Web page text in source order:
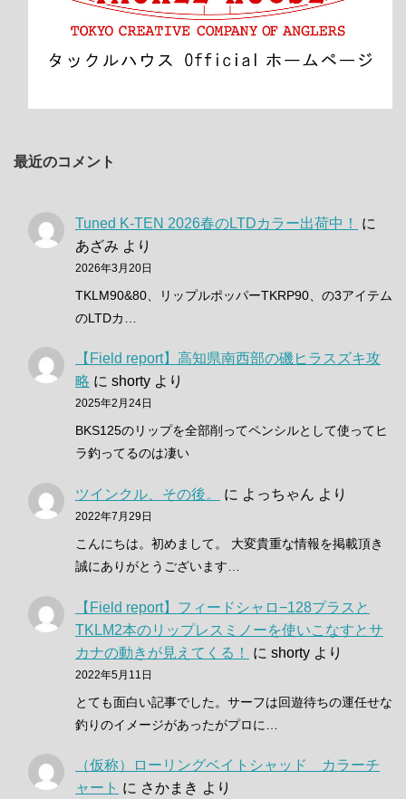
最近のコメント
Tuned K-TEN 2026春のLTDカラー出荷中！
に
あざみ より
2026年3月20日
TKLM90&80、リップルポッパーTKRP90、の3アイテム
のLTDカ…
【Field report】高知県南西部の磯ヒラスズキ攻
略 に shorty より
2025年2月24日
BKS125のリップを全部削ってペンシルとして使ってヒ
ラ釣ってるのは凄い
ツインクル、その後。 に よっちゃん より
2022年7月29日
こんにちは。初めまして。 大変貴重な情報を掲載頂き
誠にありがとうございます…
【Field report】フィードシャロ−128プラスと
TKLM2本のリップレスミノーを使いこなすとサ
カナの動きが見えてくる！
に shorty より
2022年5月11日
とても面白い記事でした。サーフは回遊待ちの運任せな
釣りのイメージがあったがプロに…
（仮称）ローリングベイトシャッド カラーチ
ャート に さかまき より